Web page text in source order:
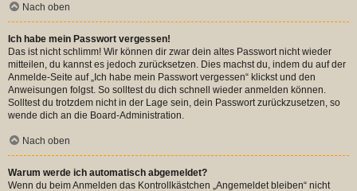
Nach oben
Ich habe mein Passwort vergessen!
Das ist nicht schlimm! Wir können dir zwar dein altes Passwort nicht wieder
mitteilen, du kannst es jedoch zurücksetzen. Dies machst du, indem du auf der
Anmelde-Seite auf „Ich habe mein Passwort vergessen“ klickst und den
Anweisungen folgst. So solltest du dich schnell wieder anmelden können.
Solltest du trotzdem nicht in der Lage sein, dein Passwort zurückzusetzen, so
wende dich an die Board-Administration.
Nach oben
Warum werde ich automatisch abgemeldet?
Wenn du beim Anmelden das Kontrollkästchen „Angemeldet bleiben“ nicht